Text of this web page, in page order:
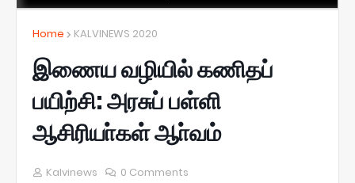
Home KALVINEWS 2020
இணைய வழியில் கணிதப்
பயிற்சி: அரசுப் பள்ளி
ஆசிரியா்கள் ஆா்வம்
Kalvinews 0 Comments